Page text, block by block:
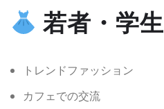
若者・学生
トレンドファッション
カフェでの交流